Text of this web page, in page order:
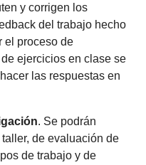
y corrigen los
del trabajo hecho
el proceso de
ejercicios en clase se
las respuestas en
. Se podrán
de evaluación de
de trabajo y de